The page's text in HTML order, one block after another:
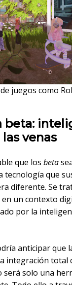
juegos como
beta:
venas
que los beta
tecnología que
diferente. Se
un contexto
por la
anticipar que
integración total
será solo una